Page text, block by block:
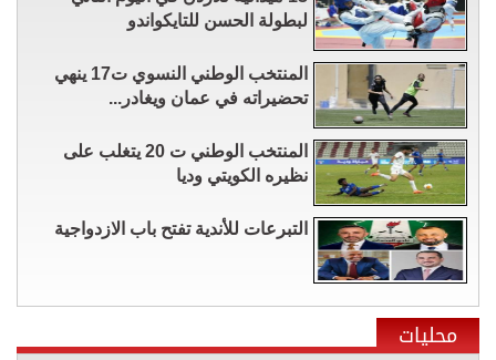
لبطولة الحسن للتايكواندو
المنتخب الوطني النسوي ت17 ينهي
تحضيراته في عمان ويغادر...
المنتخب الوطني ت 20 يتغلب على
نظيره الكويتي وديا
التبرعات للأندية تفتح باب الازدواجية
محليات